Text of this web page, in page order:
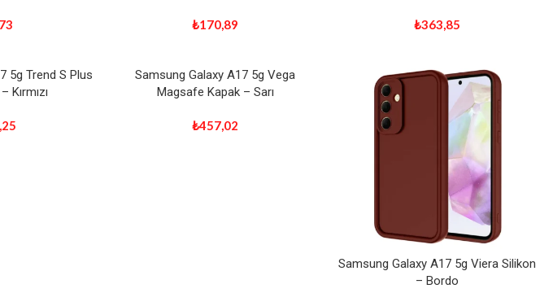
₺170,89 ₺363,85
5g Trend S Plus
Kırmızı
Samsung Galaxy A17 5g Vega
Magsafe Kapak – Sarı
₺457,02
Samsung Galaxy A17 5g Viera Silikon
– Bordo